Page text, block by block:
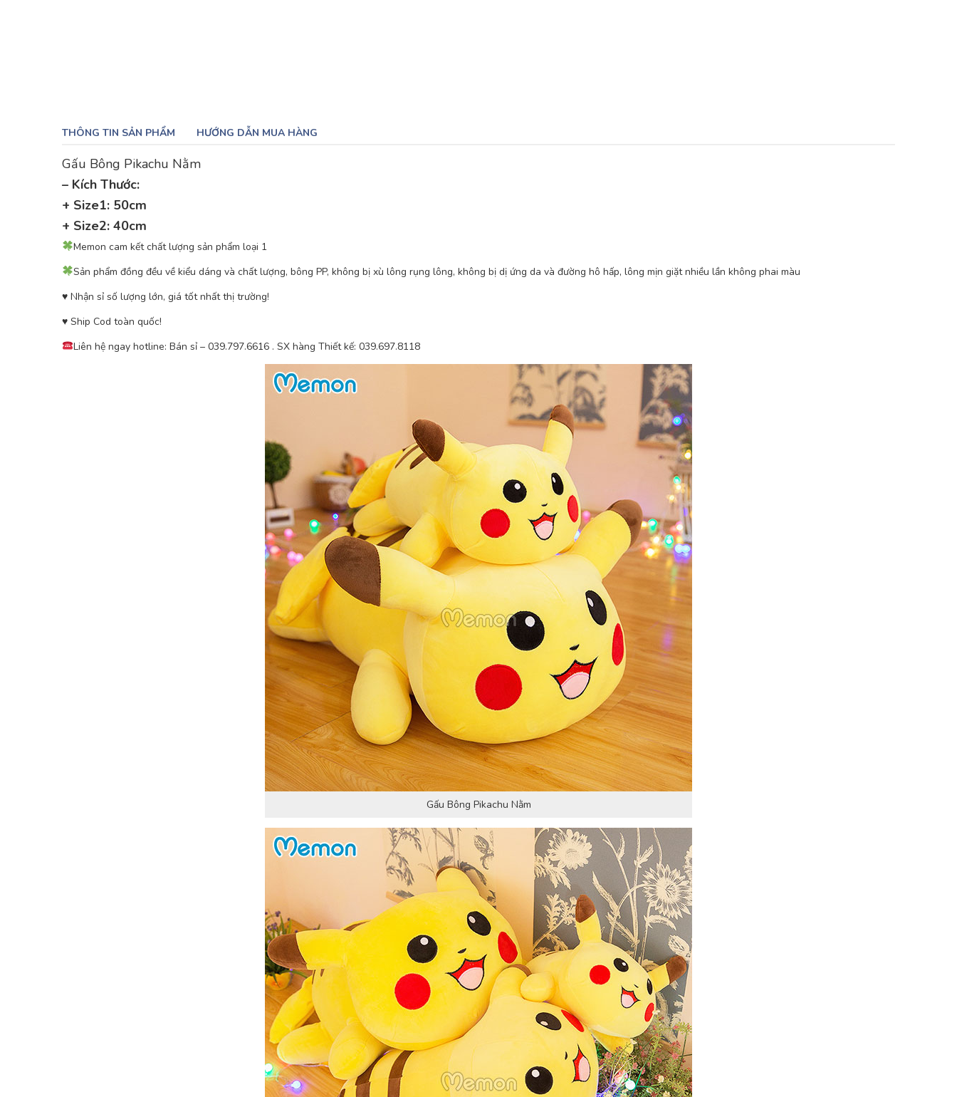
THÔNG TIN SẢN PHẨM HƯỚNG DẪN MUA HÀNG
Gấu Bông Pikachu Nằm
– Kích Thước:
+ Size1: 50cm
+ Size2: 40cm
Memon cam kết chất lượng sản phẩm loại 1
Sản phẩm đồng đều về kiểu dáng và chất lượng, bông PP, không bị xù lông rụng lông, không bị dị ứng da và đường hô hấp, lông mịn giặt nhiều lần không phai màu
♥ ️Nhận sỉ số lượng lớn, giá tốt nhất thị trường!
♥ ️Ship Cod toàn quốc!
Liên hệ ngay hotline: Bán sỉ – 039.797.6616 . SX hàng Thiết kế: 039.697.8118
Gấu Bông Pikachu Nằm